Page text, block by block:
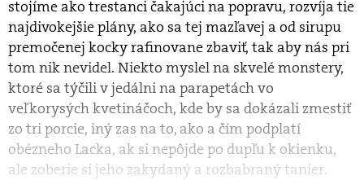
stojíme ako trestanci čakajúci na popravu, rozvíja tie
najdivokejšie plány, ako sa tej mazľavej a od sirupu
premočenej kocky rafinovane zbaviť, tak aby nás pri
tom nik nevidel. Niekto myslel na skvelé monstery,
ktoré sa týčili v jedálni na parapetách vo
veľkorysých kvetináčoch, kde by sa dokázali zmestiť
zo tri porcie, iný zas na to, ako a čím podplatí
obézneho Lacka, ak si nepôjde po dupľu k okienku,
ale zoberie si jeho zakydaný a rozbabraný tanier.